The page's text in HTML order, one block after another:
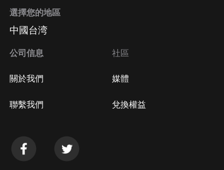
選擇您的地區
中國台湾
公司信息
關於我們
聯繫我們
社區
媒體
兌換權益